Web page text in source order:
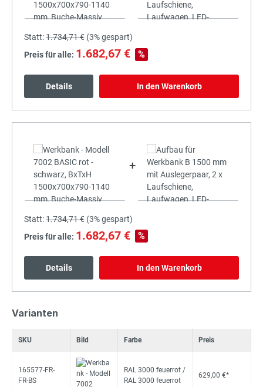
Statt:1.734,71 € (3%gespart)
Preis für alle: 1.682,67 € %
Details In den Warenkorb
+
Statt:1.734,71 € (3%gespart)
Preis für alle: 1.682,67 € %
Details In den Warenkorb
Varianten
SKU Bild Farbe Preis
165577-FR-
FR-BS
RAL 3000 feuerrot /
RAL 3000 feuerrot
629,00 €*